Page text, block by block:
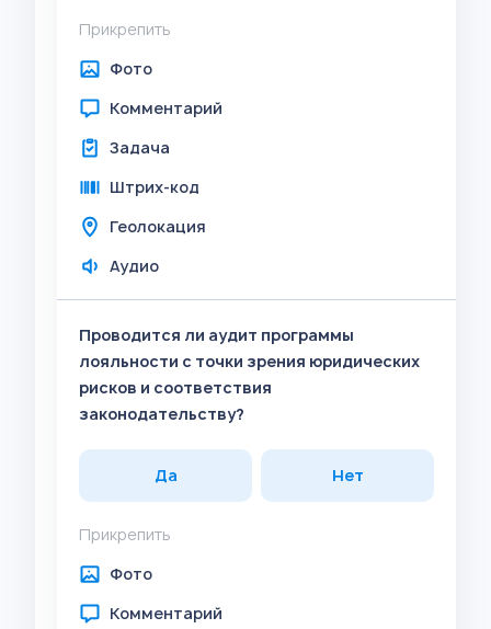
Прикрепить
Фото
Комментарий
Задача
Штрих-код
Геолокация
Аудио
Проводится ли аудит программы
лояльности с точки зрения юридических
рисков и соответствия
законодательству?
Да Нет
Прикрепить
Фото
Комментарий